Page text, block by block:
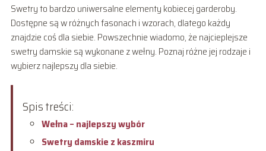
Swetry to bardzo uniwersalne elementy kobiecej garderoby.
Dostępne są w różnych fasonach i wzorach, dlatego każdy
znajdzie coś dla siebie. Powszechnie wiadomo, że najcieplejsze
swetry damskie są wykonane z wełny. Poznaj różne jej rodzaje i
wybierz najlepszy dla siebie.
Spis treści:
Wełna – najlepszy wybór
Swetry damskie z kaszmiru